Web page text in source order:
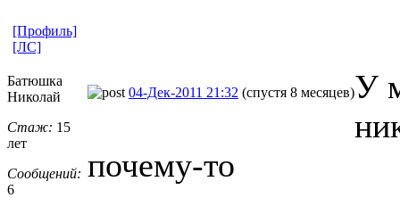
[Профиль]
[ЛС]
Батюшка
Николай
Стаж: 15
лет
Сообщений:
6
04-Дек-2011 21:32 (спустя 8 месяцев)У
почему-то